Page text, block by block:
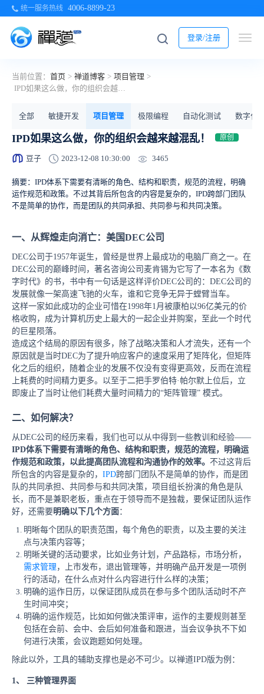
统一服务热线 4006-8899-23
登录/注册
当前位置： 首页 > 禅道博客 > 项目管理 >
IPD如果这么做，你的组织会越来越混乱！
全部 敏捷开发 项目管理 极限编程 自动化测试 数字化
IPD如果这么做，你的组织会越来越混乱！ 原创
豆子 2023-12-08 10:30:00 3465
摘要：IPD体系下需要有清晰的角色、结构和职责，规范的流程，明确
运作规范和政策。不过其背后所包含的内容是复杂的，IPD跨部门团队
不是简单的协作，而是团队的共同承担、共同参与和共同决策。
一、从辉煌走向消亡：美国DEC公司
DEC公司于1957年诞生，曾经是世界上最成功的电脑厂商之一。在
DEC公司的巅峰时间，著名咨询公司麦肯锡为它写了一本名为《数
字时代》的书，书中有一句话是这样评价DEC公司的：DEC公司的
发展就像一架高速飞驰的火车，谁和它竞争无异于螳臂当车。
这样一家如此成功的企业可惜在1998年1月被康柏以96亿美元的价
格收购，成为计算机历史上最大的一起企业并购案，至此一个时代
的巨星陨落。
造成这个结局的原因有很多，除了战略决策和人才流失，还有一个
原因就是当时DEC为了提升响应客户的速度采用了矩阵化，但矩阵
化之后的组织，随着企业的发展不仅没有变得更高效，反而在流程
上耗费的时间精力更多。以至于二把手罗伯特·帕尔默上位后，立
即废止了当时让他们耗费大量时间精力的“矩阵管理” 模式。
二、如何解决？
从DEC公司的经历来看，我们也可以从中得到一些教训和经验——
IPD体系下需要有清晰的角色、结构和职责，规范的流程，明确运
作规范和政策，以此提高团队流程和沟通协作的效率。 不过这背后
所包含的内容是复杂的， IPD跨部门团队不是简单的协作，而是团
队的共同承担、共同参与和共同决策，项目组长扮演的角色是队
长，而不是兼职老板，重点在于领导而不是独裁，要保证团队运作
好，还需要明确以下几个方面 ：
明晰每个团队的职责范围，每个角色的职责，以及主要的关注
点与决策内容等；
明晰关键的活动要求，比如业务计划，产品路标，市场分析，
需求管理 ，上市发布，退出管理等，并明确产品开发是一项例
行的活动，在什么点对什么内容进行什么样的决策；
明确的运作日历，以保证团队成员在参与多个团队活动时不产
生时间冲突；
明确的运作规范，比如如何做决策评审，运作的主要规则甚至
包括在会前、会中、会后如何准备和跟进，当会议争执不下如
何进行决策，会议跑题如何处理。
除此以外，工具的辅助支撑也是必不可少。以禅道IPD版为例：
1、 三种管理界面